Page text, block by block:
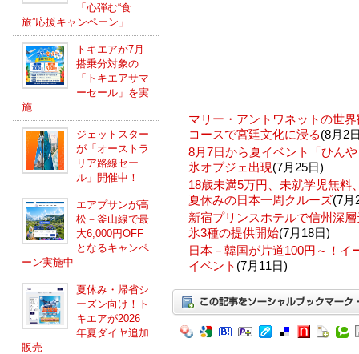
「心弾む“食
旅”応援キャンペーン」
トキエアが7月
搭乗分対象の
「トキエアサマ
ーセール」を実
施
ジェットスター
が「オーストラ
リア路線セー
ル」開催中！
エアプサンが高
松－釜山線で最
大6,000円OFF
となるキャンペ
ーン実施中
夏休み・帰省シ
ーズン向け！ト
キエアが2026
年夏ダイヤ追加
販売
マリー・アントワネットの世
コースで宮廷文化に浸る(8月2
8月7日から夏イベント「ひん
氷オブジェ出現(7月25日)
18歳未満5万円、未就学児無料
夏休みの日本一周クルーズ(7月
新宿プリンスホテルで信州深
氷3種の提供開始(7月18日)
日本－韓国が片道100円～！イ
イベント (7月11日)